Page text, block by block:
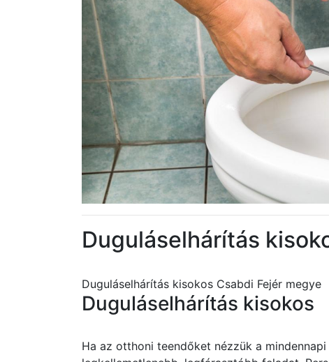
Duguláselhárítás
Duguláselhárítás kisokos Csabdi Fejér megye
Duguláselhárítás kisokos
Ha az otthoni teendőket nézzük a